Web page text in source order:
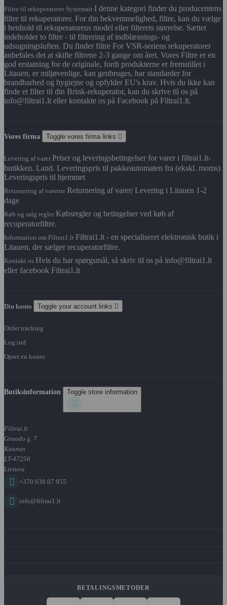
Filtre til rekuperatorer Systemair I denne kategori finder du producentens
filtre til rekuperatorer. For din bekvemmelighed, filtre, kan du vælge
i henhold til rekuperatorens model eller filterets størrelse. Sættet
indeholder to filtre - til filtrering af indblæsnings- og
udsugningsluften. Du finder filtre For VSR-seriens rekuperatorer
anbefales det at skifte filtrene 2-3 gange om året. Vores Filtre er en
god erstatning for de originale, fordi produkterne er fremstillet i
Litauen, er miljøvenlige, kan genbruges, har standarder for
brandbarhed og hygiejne og opfylder EU's krav. Hvis du ikke kan
finde et filter til din Brink-rekuperator, kan du skrive til os på
info@filtrai1.lt eller kontakte os på Facebook på Filtrai1.lt.
Vores firma Toggle vores firma links 
Levering af varer Priser og leveringsbetingelser for varer i filtrai1.lt-
butikken. Land. Leveringspris til pakkeautomaten fra (ekskl. moms)
Leveringspris til hjemmet
Returnering af varerne Returnering af varer| Levering i Litauen 1-2
dage
Køb og salg regler Købsregler og betingelser ved køb af
recuperatorfiltre.
Information om Filtrai1.lt Filtrai1.lt - en specialiseret elektronisk butik i
Litauen, der sælger recuperatorfiltre.
Kontakt os Hvis du har spørgsmål, så skriv til os på info@filtrai1.lt
eller facebook Filtrai1.lt
Din konto Toggle your account links 
Order tracking
Log ind
Opret en konto
Butiksinformation Toggle store information

Filtrai.lt
Gruodo g. 7
Kaunas
LT-47250
Lietuva
 +370 638 07 955
 info@filtrai1.lt
BETALINGSMETODER